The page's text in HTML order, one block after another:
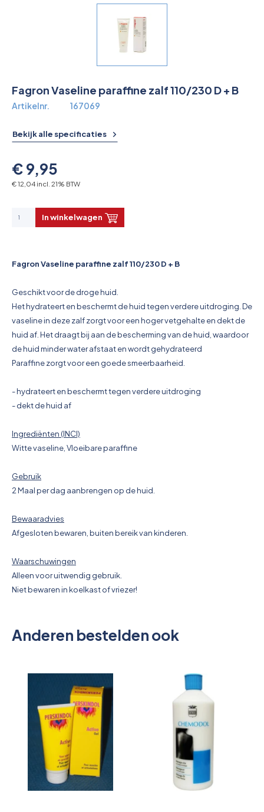
Verbandkoffers
Verbandmiddelen
Instrumenten
Pictogrammen
Fagron Vaseline paraffine zalf 110/230 D + B
Artikelnr. 167069
Bekijk alle specificaties
€ 9,95
€ 12,04 incl. 21% BTW
In winkelwagen
Fagron Vaseline paraffine zalf 110/230 D + B
Geschikt voor de droge huid.
Het hydrateert en beschermt de huid tegen verdere uitdroging. De
vaseline in deze zalf zorgt voor een hoger vetgehalte en dekt de
huid af. Het draagt bij aan de bescherming van de huid, waardoor
de huid minder water afstaat en wordt gehydrateerd
Paraffine zorgt voor een goede smeerbaarheid.
- hydrateert en beschermt tegen verdere uitdroging
- dekt de huid af
Ingrediënten (INCI)
Witte vaseline, Vloeibare paraffine
Gebruik
2 Maal per dag aanbrengen op de huid.
Bewaaradvies
Afgesloten bewaren, buiten bereik van kinderen.
Waarschuwingen
Alleen voor uitwendig gebruik.
Niet bewaren in koelkast of vriezer!
Anderen bestelden ook